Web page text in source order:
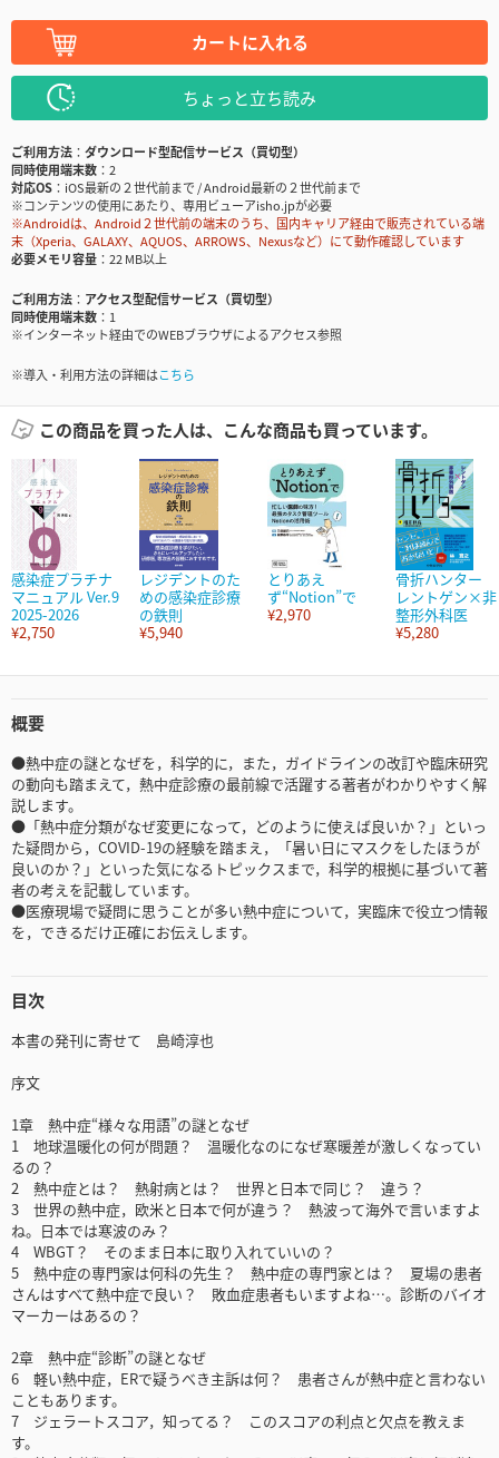
カートに入れる
ちょっと立ち読み
ご利用方法
ダウンロード型配信サービス（買切型）
同時使用端末数
2
対応OS
iOS最新の２世代前まで / Android最新の２世代前まで
※コンテンツの使用にあたり、専用ビューアisho.jpが必要
※Androidは、Android２世代前の端末のうち、国内キャリア経由で販売されている端
末（Xperia、GALAXY、AQUOS、ARROWS、Nexusなど）にて動作確認しています
必要メモリ容量
22 MB以上
ご利用方法
アクセス型配信サービス（買切型）
同時使用端末数
1
※インターネット経由でのWEBブラウザによるアクセス参照
※導入・利用方法の詳細はこちら
この商品を買った人は、こんな商品も買っています。
感染症プラチナ
マニュアル Ver.9
2025-2026
¥2,750
レジデントのた
めの感染症診療
の鉄則
¥5,940
とりあえ
ず“Notion”で
¥2,970
骨折ハンター
レントゲン×非
整形外科医
¥5,280
概要
●熱中症の謎となぜを，科学的に，また，ガイドラインの改訂や臨床研究
の動向も踏まえて，熱中症診療の最前線で活躍する著者がわかりやすく解
説します。
●「熱中症分類がなぜ変更になって，どのように使えば良いか？」といっ
た疑問から，COVID-19の経験を踏まえ，「暑い日にマスクをしたほうが
良いのか？」といった気になるトピックスまで，科学的根拠に基づいて著
者の考えを記載しています。
●医療現場で疑問に思うことが多い熱中症について，実臨床で役立つ情報
を，できるだけ正確にお伝えします。
目次
本書の発刊に寄せて 島崎淳也
序文
1章 熱中症“様々な用語”の謎となぜ
1 地球温暖化の何が問題？ 温暖化なのになぜ寒暖差が激しくなってい
るの？
2 熱中症とは？ 熱射病とは？ 世界と日本で同じ？ 違う？
3 世界の熱中症，欧米と日本で何が違う？ 熱波って海外で言いますよ
ね。日本では寒波のみ？
4 WBGT？ そのまま日本に取り入れていいの？
5 熱中症の専門家は何科の先生？ 熱中症の専門家とは？ 夏場の患者
さんはすべて熱中症で良い？ 敗血症患者もいますよね…。診断のバイオ
マーカーはあるの？
2章 熱中症“診断”の謎となぜ
6 軽い熱中症，ERで疑うべき主訴は何？ 患者さんが熱中症と言わない
こともあります。
7 ジェラートスコア，知ってる？ このスコアの利点と欠点を教えま
す。